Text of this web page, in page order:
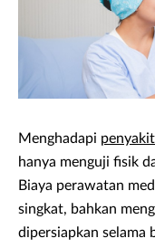
Menghadapi
hanya menguji fisik
Biaya perawatan
singkat, bahkan
dipersiapkan selama